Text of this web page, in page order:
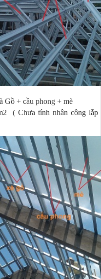
Gồ + cầu phong + mè
( Chưa tính nhân công lắp